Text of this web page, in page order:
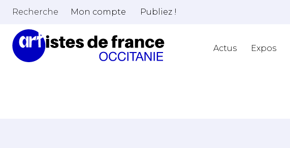
Recherche Mon compte Publiez !
Actus Expos